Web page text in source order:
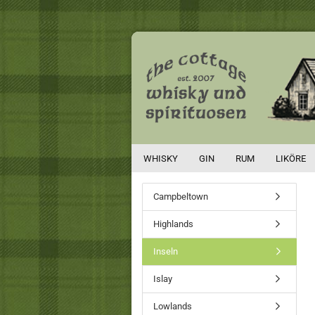
WHISKY GIN RUM LIKÖRE
Campbeltown
Highlands
Inseln
Islay
Lowlands